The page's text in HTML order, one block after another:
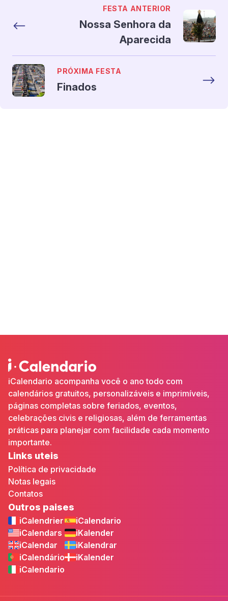
FESTA ANTERIOR
Nossa Senhora da
Aparecida
PRÓXIMA FESTA
Finados
iCalendario acompanha você o ano todo com
calendários gratuitos, personalizáveis e imprimíveis,
páginas completas sobre feriados, eventos,
celebrações civis e religiosas, além de ferramentas
práticas para planejar com facilidade cada momento
importante.
Links uteis
Política de privacidade
Notas legais
Contatos
Outros paises
iCalendrier
iCalendars
iCalendar
iCalendário
iCalendario
iCalendario
iKalender
iKalendrar
iKalender